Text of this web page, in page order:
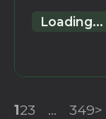
Loading...
123 ... 349>